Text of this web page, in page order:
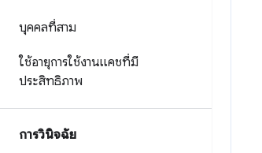
บุคคลที่สาม
ใช้อายุการใช้งานแคชที่มี
ประสิทธิภาพ
การวินิจฉัย